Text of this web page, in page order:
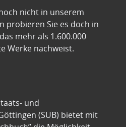
nicht in unserem
probieren Sie es doch in
mehr als 1.600.000
Werke nachweist.
und
(SUB) bietet mit